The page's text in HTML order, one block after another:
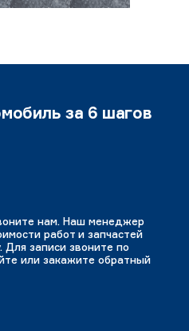
за 6 шагов
нам. Наш менеджер
работ и запчастей
Для записи звоните по
или закажите обратный